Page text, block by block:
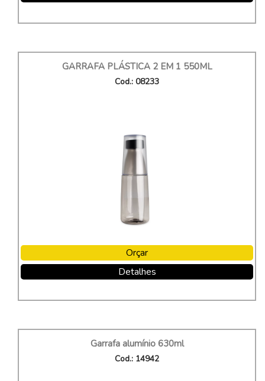
GARRAFA PLÁSTICA 2 EM 1 550ML
Cod.: 08233
Orçar
Detalhes
Garrafa alumínio 630ml
Cod.: 14942